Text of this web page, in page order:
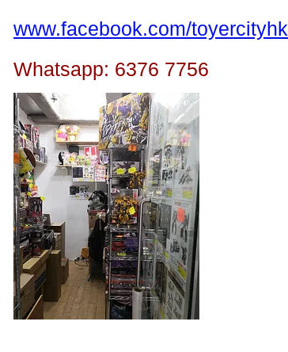
www.facebook.com/toyercityhk
Whatsapp: 6376 7756